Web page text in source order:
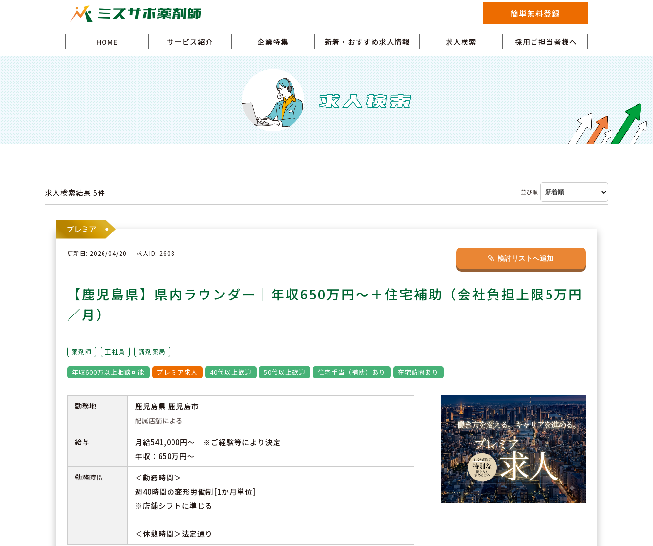
簡単無料登録
HOME サービス紹介 企業特集 新着・おすすめ求人情報 求人検索 採用ご担当者様へ
求人検索結果 5件 並び順
更新日: 2026/04/20 求人ID: 2608
検討リストへ追加
【鹿児島県】県内ラウンダー｜年収650万円～＋住宅補助（会社負担上限5万円
／月）
薬剤師 正社員 調剤薬局
年収600万以上相談可能 プレミア求人 40代以上歓迎 50代以上歓迎 住宅手当（補助）あり 在宅訪問あり
勤務地 鹿児島県 鹿児島市
配属店舗による
給与
月給541,000円～ ※ご経験等により決定
年収：650万円～
勤務時間
＜勤務時間＞
週40時間の変形労働制[1か月単位]
※店舗シフトに準じる
＜休憩時間＞法定通り